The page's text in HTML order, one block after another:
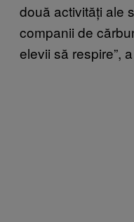
două activități ale
companii de
elevii să respire”,